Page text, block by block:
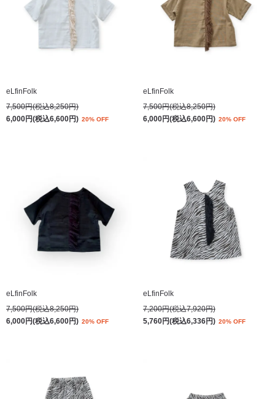
eLfinFolk
7,500円(税込8,250円)
6,000円(税込6,600円) 20% OFF
eLfinFolk
7,500円(税込8,250円)
6,000円(税込6,600円) 20% OFF
eLfinFolk
7,500円(税込8,250円)
6,000円(税込6,600円) 20% OFF
eLfinFolk
7,200円(税込7,920円)
5,760円(税込6,336円) 20% OFF